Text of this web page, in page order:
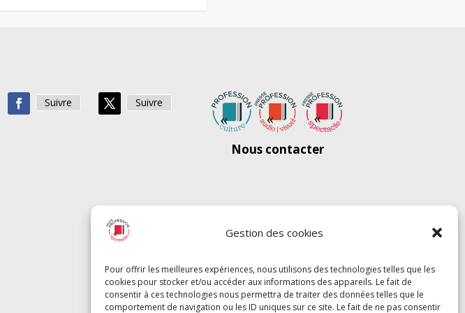
Gestion des cookies
Pour offrir les meilleures expériences, nous utilisons des technologies telles que les
cookies pour stocker et/ou accéder aux informations des appareils. Le fait de
consentir à ces technologies nous permettra de traiter des données telles que le
comportement de navigation ou les ID uniques sur ce site. Le fait de ne pas consentir
Suivre Suivre
Nous contacter